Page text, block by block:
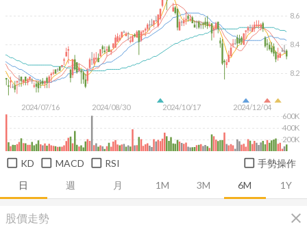
日 週 月 1M 3M 6M 1Y
2024/07/16 2024/08/30 2024/10/17 2024/12/04
8.2
8.4
8.6
200K
400K
600K
KD MACD RSI 手勢操作
股價走勢 close